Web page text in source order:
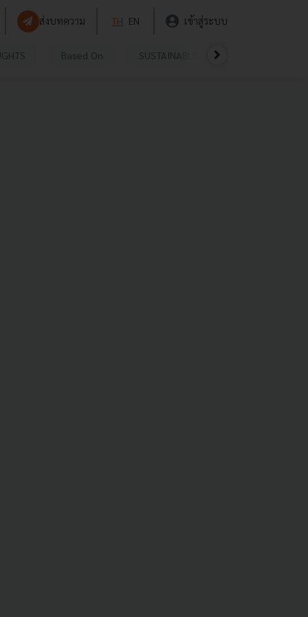
ส่งบทความ TH EN เข้าสู่ระบบ
Based On SUSTAINABLE